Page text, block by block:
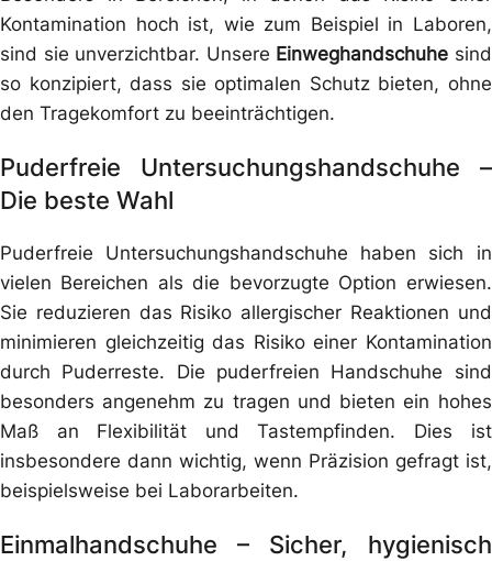
Kontamination hoch ist, wie zum Beispiel in Laboren,
sind sie unverzichtbar. Unsere Einweghandschuhe sind
so konzipiert, dass sie optimalen Schutz bieten, ohne
den Tragekomfort zu beeinträchtigen.
Puderfreie Untersuchungshandschuhe –
Die beste Wahl
Puderfreie Untersuchungshandschuhe haben sich in
vielen Bereichen als die bevorzugte Option erwiesen.
Sie reduzieren das Risiko allergischer Reaktionen und
minimieren gleichzeitig das Risiko einer Kontamination
durch Puderreste. Die puderfreien Handschuhe sind
besonders angenehm zu tragen und bieten ein hohes
Maß an Flexibilität und Tastempfinden. Dies ist
insbesondere dann wichtig, wenn Präzision gefragt ist,
beispielsweise bei Laborarbeiten.
Einmalhandschuhe – Sicher, hygienisch